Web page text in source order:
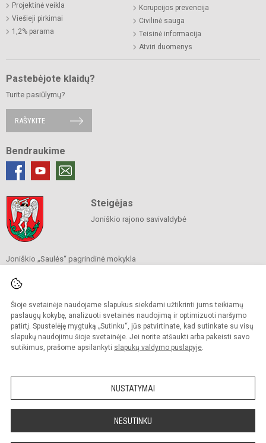
Šioje svetainėje naudojame slapukus siekdami užtikrinti jums teikiamų
paslaugų kokybę, analizuoti svetainės naudojimą ir optimizuoti naršymo
patirtį. Spustelėję mygtuką „Sutinku“, jūs patvirtinate, kad sutinkate su visų
slapukų naudojimu šioje svetainėje. Jei norite atšaukti arba pakeisti savo
sutikimus, prašome apsilankyti slapukų valdymo puslapyje.
NUSTATYMAI
NESUTINKU
Projektinė veikla
Viešieji pirkimai
1,2% parama
Korupcijos prevencija
Civilinė sauga
Teisinė informacija
Atviri duomenys
Pastebėjote klaidų?
Turite pasiūlymų?
RAŠYKITE
Bendraukime
Steigėjas
Joniškio rajono savivaldybė
Joniškio „Saulės“ pagrindinė mokykla
Livonijos g. 6, Joniškis 84124
Tel.(0 426) 60 060
El. p.sekretore@saule.joniskis.lm.lt
Duomenys kaupiami ir saugomi
Juridinių asmenų registre
Įmonės kodas 190565192
© 2023. Joniškio „Saulės“ pagrindinė mokykla. Visos teisės saugomos.
Kopijuoti turinį be raštiško įstaigos administracijos sutikimo griežtai draudžiama.
Versija neįgaliesiems Slapukų politika
Mes kuriame mokykloms
SVETAINESMOKYKLOMS.LT